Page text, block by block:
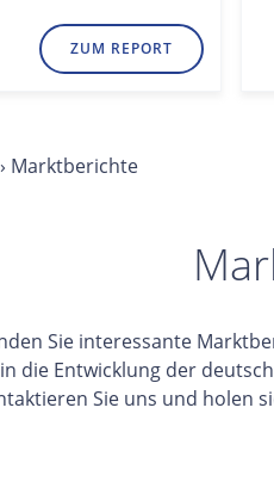
ZUM REPORT
› Marktberichte
Sie interessante
die Entwicklung der
Sie uns und holen